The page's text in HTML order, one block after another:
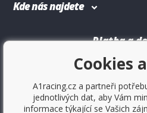
Kde nás najdete
Platba a
Cookies
A1racing.cz a partneři
jednotlivých dat, aby Vám
informace týkající se Vašich